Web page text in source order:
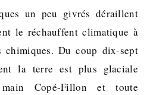
un peu givrés déraillent
le réchauffent climatique à
chimiques. Du coup dix-sept
la terre est plus glaciale
Copé-Fillon et toute